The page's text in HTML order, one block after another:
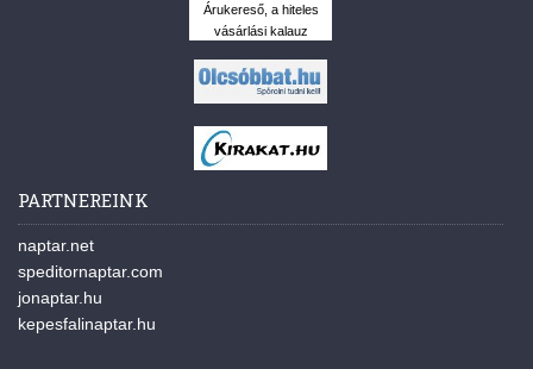
Árukereső, a hiteles
vásárlási kalauz
PARTNEREINK
naptar.net
speditornaptar.com
jonaptar.hu
kepesfalinaptar.hu